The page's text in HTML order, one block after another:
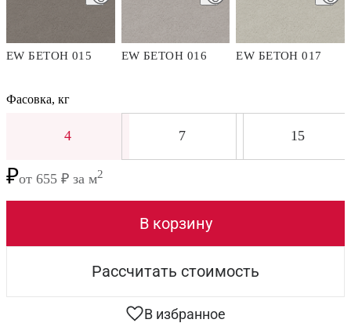
EW БЕТОН 015 EW БЕТОН 016 EW БЕТОН 017
Фасовка, кг
4 7 15
₽от 655 ₽ за м2
В корзину
В избранное
Рассчитать стоимость